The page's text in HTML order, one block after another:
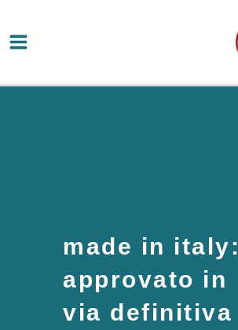
contenuto
made in italy:
approvato in
via definitiva